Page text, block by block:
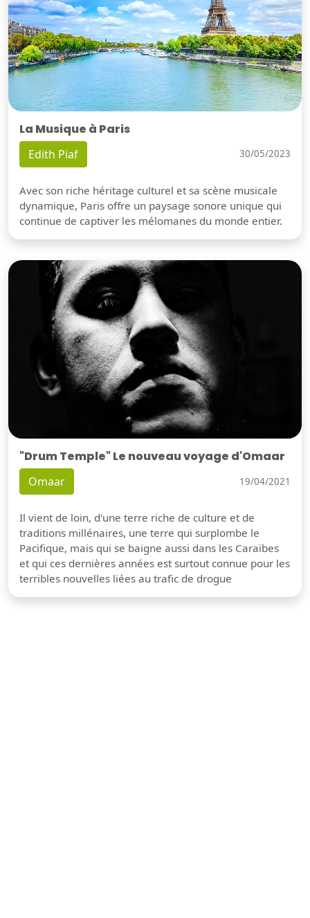
La Musique à Paris
Edith Piaf 30/05/2023
Avec son riche héritage culturel et sa scène musicale
dynamique, Paris offre un paysage sonore unique qui
continue de captiver les mélomanes du monde entier.
"Drum Temple" Le nouveau voyage d'Omaar
Omaar 19/04/2021
Il vient de loin, d'une terre riche de culture et de
traditions millénaires, une terre qui surplombe le
Pacifique, mais qui se baigne aussi dans les Caraïbes
et qui ces dernières années est surtout connue pour les
terribles nouvelles liées au trafic de drogue